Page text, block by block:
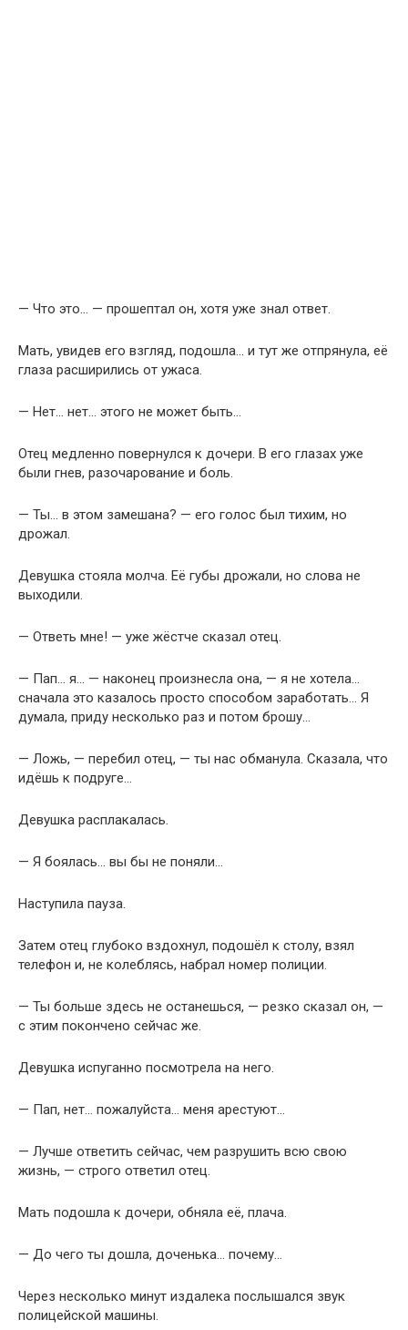
— Что это… — прошептал он, хотя уже знал ответ.
Мать, увидев его взгляд, подошла… и тут же отпрянула, её
глаза расширились от ужаса.
— Нет… нет… этого не может быть…
Отец медленно повернулся к дочери. В его глазах уже
были гнев, разочарование и боль.
— Ты… в этом замешана? — его голос был тихим, но
дрожал.
Девушка стояла молча. Её губы дрожали, но слова не
выходили.
— Ответь мне! — уже жёстче сказал отец.
— Пап… я… — наконец произнесла она, — я не хотела…
сначала это казалось просто способом заработать… Я
думала, приду несколько раз и потом брошу…
— Ложь, — перебил отец, — ты нас обманула. Сказала, что
идёшь к подруге…
Девушка расплакалась.
— Я боялась… вы бы не поняли…
Наступила пауза.
Затем отец глубоко вздохнул, подошёл к столу, взял
телефон и, не колеблясь, набрал номер полиции.
— Ты больше здесь не останешься, — резко сказал он, —
с этим покончено сейчас же.
Девушка испуганно посмотрела на него.
— Пап, нет… пожалуйста… меня арестуют…
— Лучше ответить сейчас, чем разрушить всю свою
жизнь, — строго ответил отец.
Мать подошла к дочери, обняла её, плача.
— До чего ты дошла, доченька… почему…
Через несколько минут издалека послышался звук
полицейской машины.